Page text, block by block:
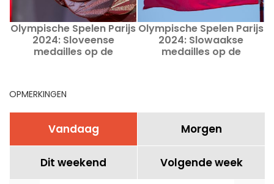
Olympische Spelen Parijs
2024: Sloveense
medailles op de
Olympische Spelen Parijs
2024: Slowaakse
medailles op de
OPMERKINGEN
Vandaag Morgen
Dit weekend Volgende week